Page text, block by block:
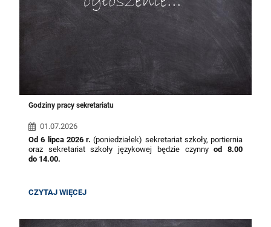
Godziny pracy sekretariatu
01.07.2026
Od 6 lipca 2026 r. (poniedziałek) sekretariat szkoły, portiernia
oraz sekretariat szkoły językowej będzie czynny od 8.00
do 14.00.
GODZINY
CZYTAJ WIĘCEJ